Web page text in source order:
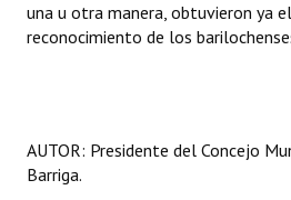
Ejecución Presupuestaria
Comunicaciones
una u otra manera, obtuvieron ya
reconocimiento de los
AUTOR: Presidente del Concejo
Barriga.